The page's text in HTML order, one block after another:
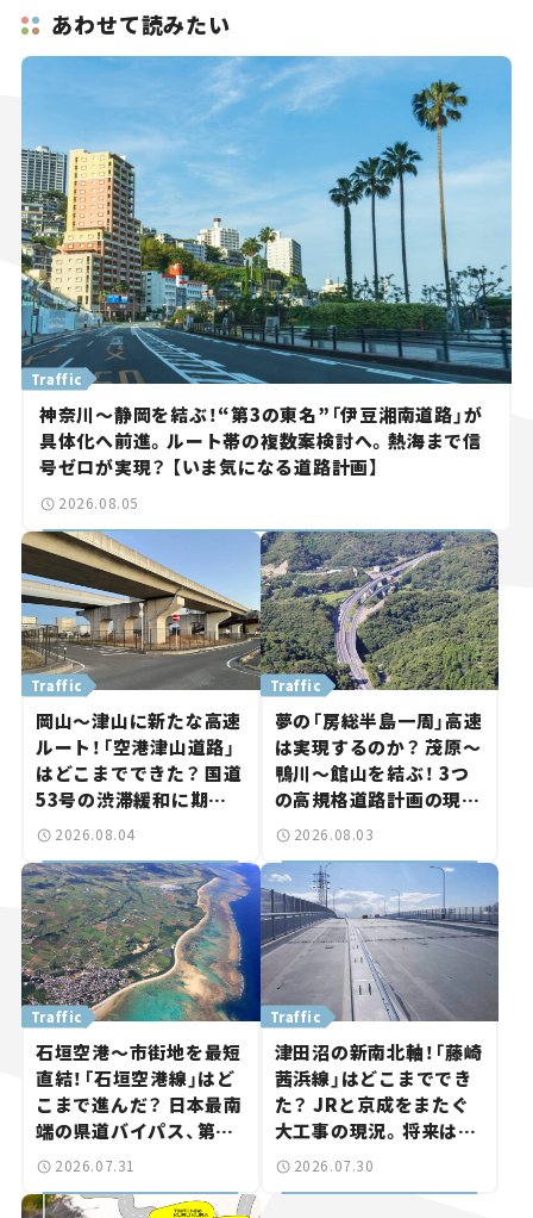
あわせて読みたい
Traffic
神奈川～静岡を結ぶ！“第3の東名”「伊豆湘南道路」が
具体化へ前進。ルート帯の複数案検討へ。熱海まで信
号ゼロが実現？ 【いま気になる道路計画】
2026.08.05
Traffic
岡山～津山に新たな高速
ルート！「空港津山道路」
はどこまでできた？ 国道
53号の渋滞緩和に期待。
岡山市側でも動きが【い
ま気になる道路計画】
2026.08.04
Traffic
夢の「房総半島一周」高速
は実現するのか？ 茂原～
鴨川～館山を結ぶ！ 3つ
の高規格道路計画の現
状。「館山鴨川道路」で検
討進む【いま気になる道
路計画】
2026.08.03
Traffic
石垣空港～市街地を最短
直結！「石垣空港線」はど
こまで進んだ？ 日本最南
端の県道バイパス、第2
工区も延伸開通 【いま気
2026.07.31
Traffic
津田沼の新南北軸！「藤崎
茜浜線」はどこまででき
た？ JRと京成をまたぐ
大工事の現況。将来は
「習志野～鎌ケ谷」を最短
2026.07.30